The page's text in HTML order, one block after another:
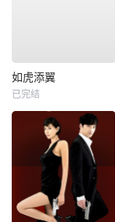
如虎添翼
已完结